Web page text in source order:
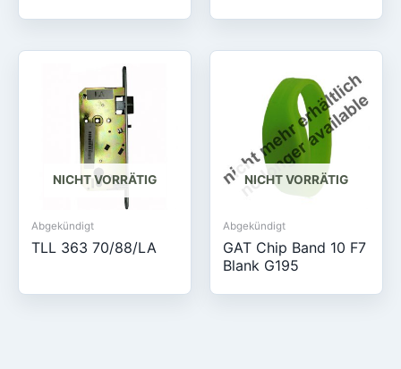
NICHT VORRÄTIG
Abgekündigt
TLL 363 70/88/LA
NICHT VORRÄTIG
Abgekündigt
GAT Chip Band 10 F7
Blank G195